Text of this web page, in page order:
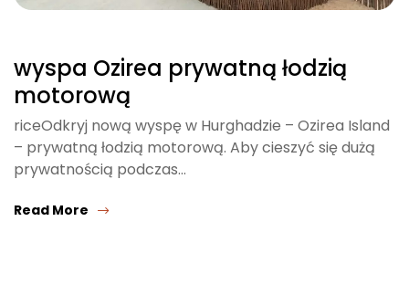
wyspa Ozirea prywatną łodzią
motorową
riceOdkryj nową wyspę w Hurghadzie – Ozirea Island
– prywatną łodzią motorową. Aby cieszyć się dużą
prywatnością podczas…
Read More